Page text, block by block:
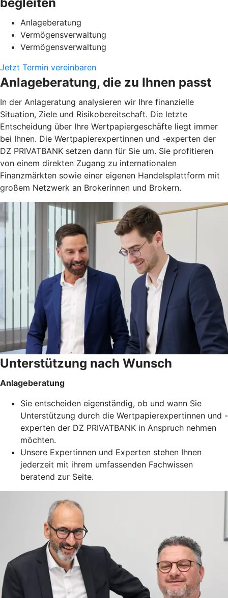
Anlageberatung
Vermögensverwaltung
Vermögensverwaltung
Jetzt Termin vereinbaren
Anlageberatung, die zu Ihnen passt
In der Anlageratung analysieren wir Ihre finanzielle
Situation, Ziele und Risikobereitschaft. Die letzte
Entscheidung über Ihre Wertpapiergeschäfte liegt immer
bei Ihnen. Die Wertpapierexpertinnen und -experten der
DZ PRIVATBANK setzen dann für Sie um. Sie profitieren
von einem direkten Zugang zu internationalen
Finanzmärkten sowie einer eigenen Handelsplattform mit
großem Netzwerk an Brokerinnen und Brokern.
Unterstützung nach Wunsch
Anlageberatung
Sie entscheiden eigenständig, ob und wann Sie
Unterstützung durch die Wertpapierexpertinnen und -
experten der DZ PRIVATBANK in Anspruch nehmen
möchten.
Unsere Expertinnen und Experten stehen Ihnen
jederzeit mit ihrem umfassenden Fachwissen
beratend zur Seite.